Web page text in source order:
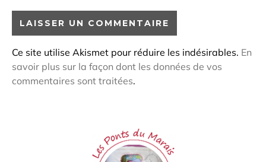
Ce site utilise Akismet pour réduire les indésirables. En
savoir plus sur la façon dont les données de vos
commentaires sont traitées.